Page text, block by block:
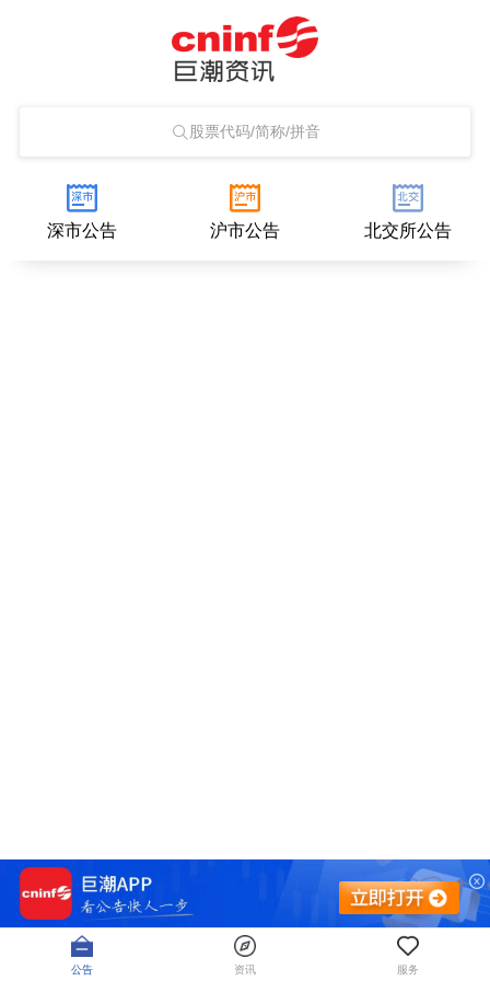
股票代码/简称/拼音
深市公告 沪市公告 北交所公告
公告 资讯 服务